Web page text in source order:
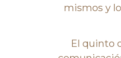
mismos y
El quinto